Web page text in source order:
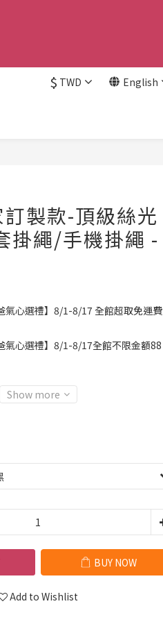
$ TWD English
製款-頂級絲光
掛繩/手機掛繩 -
氣心選禮】8/1-8/17 全館超取免運費
氣心選禮】8/1-8/17全館不限金額88
Show more
BUY NOW
Add to Wishlist